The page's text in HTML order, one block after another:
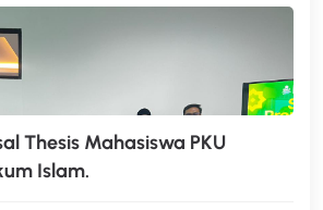
Thesis Mahasiswa PKU
Islam.